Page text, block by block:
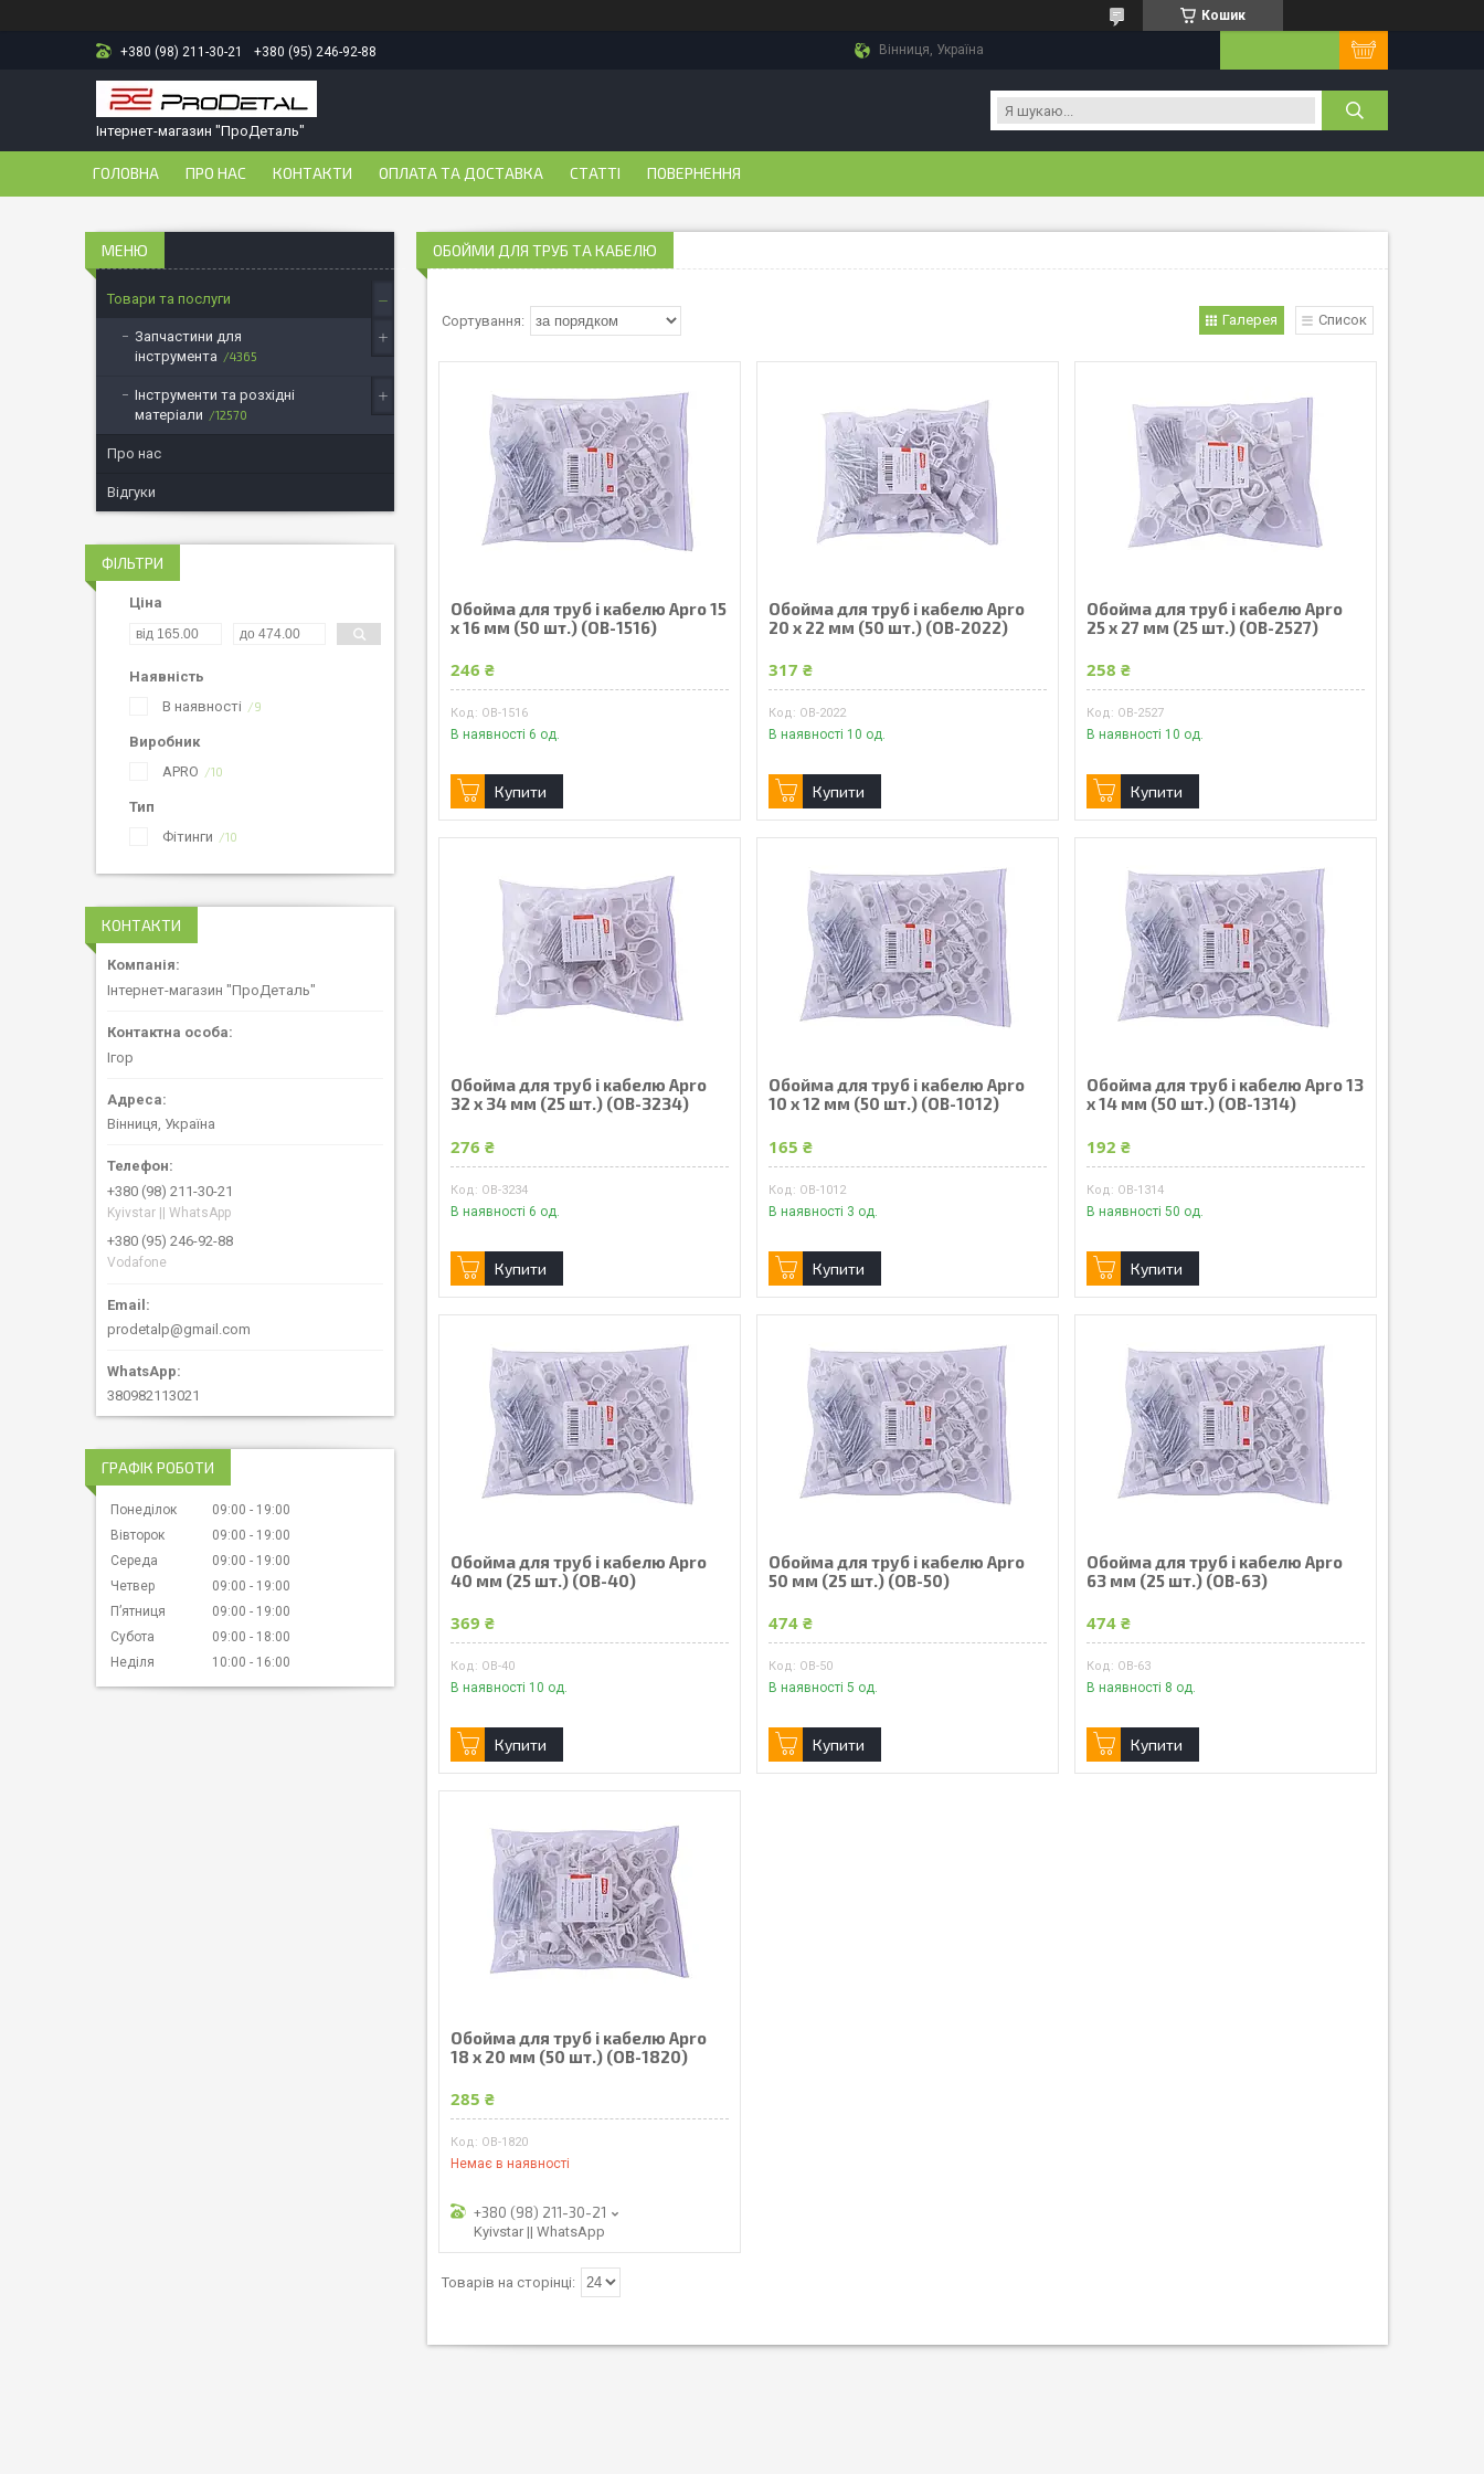
Кошик
+380 (98) 211-30-21 +380 (95) 246-92-88 Вінниця, Україна
Інтернет-магазин "ПроДеталь"
ГОЛОВНА ПРО НАС КОНТАКТИ ОПЛАТА ТА ДОСТАВКА СТАТТІ ПОВЕРНЕННЯ
ОБОЙМИ ДЛЯ ТРУБ ТА КАБЕЛЮ
Галерея Список
Обойма для труб і кабелю Apro 15
x 16 мм (50 шт.) (OB-1516)
246 ₴
OB-1516
В наявності 6 од.
Купити
Обойма для труб і кабелю Apro
20 x 22 мм (50 шт.) (OB-2022)
317 ₴
OB-2022
В наявності 10 од.
Купити
Обойма для труб і кабелю Apro
25 x 27 мм (25 шт.) (OB-2527)
258 ₴
OB-2527
В наявності 10 од.
Купити
Обойма для труб і кабелю Apro
32 x 34 мм (25 шт.) (OB-3234)
276 ₴
OB-3234
В наявності 6 од.
Купити
Обойма для труб і кабелю Apro
10 x 12 мм (50 шт.) (OB-1012)
165 ₴
OB-1012
В наявності 3 од.
Купити
Обойма для труб і кабелю Apro 13
x 14 мм (50 шт.) (OB-1314)
192 ₴
OB-1314
В наявності 50 од.
Купити
Обойма для труб і кабелю Apro
40 мм (25 шт.) (OB-40)
369 ₴
OB-40
В наявності 10 од.
Купити
Обойма для труб і кабелю Apro
50 мм (25 шт.) (OB-50)
474 ₴
OB-50
В наявності 5 од.
Купити
Обойма для труб і кабелю Apro
63 мм (25 шт.) (OB-63)
474 ₴
OB-63
В наявності 8 од.
Купити
Обойма для труб і кабелю Apro
18 x 20 мм (50 шт.) (OB-1820)
285 ₴
OB-1820
Немає в наявності
+380 (98) 211-30-21
Kyivstar || WhatsApp
Товари та послуги
Запчастини для
інструмента
4365
Інструменти та розхідні
матеріали
12570
Про нас
Відгуки
ФІЛЬТРИ
Ціна
Наявність
В наявності
9
Виробник
APRO
10
Тип
Фітинги
10
КОНТАКТИ
Інтернет-магазин "ПроДеталь"
Ігор
Вінниця, Україна
+380 (98) 211-30-21
Kyivstar || WhatsApp
+380 (95) 246-92-88
Vodafone
prodetalp@gmail.com
380982113021
ГРАФІК РОБОТИ
Понеділок 09:00
19:00
Вівторок
09:00
19:00
Середа
09:00
19:00
Четвер
09:00
19:00
Пʼятниця
09:00
19:00
Субота
09:00
18:00
Неділя
10:00 16:00